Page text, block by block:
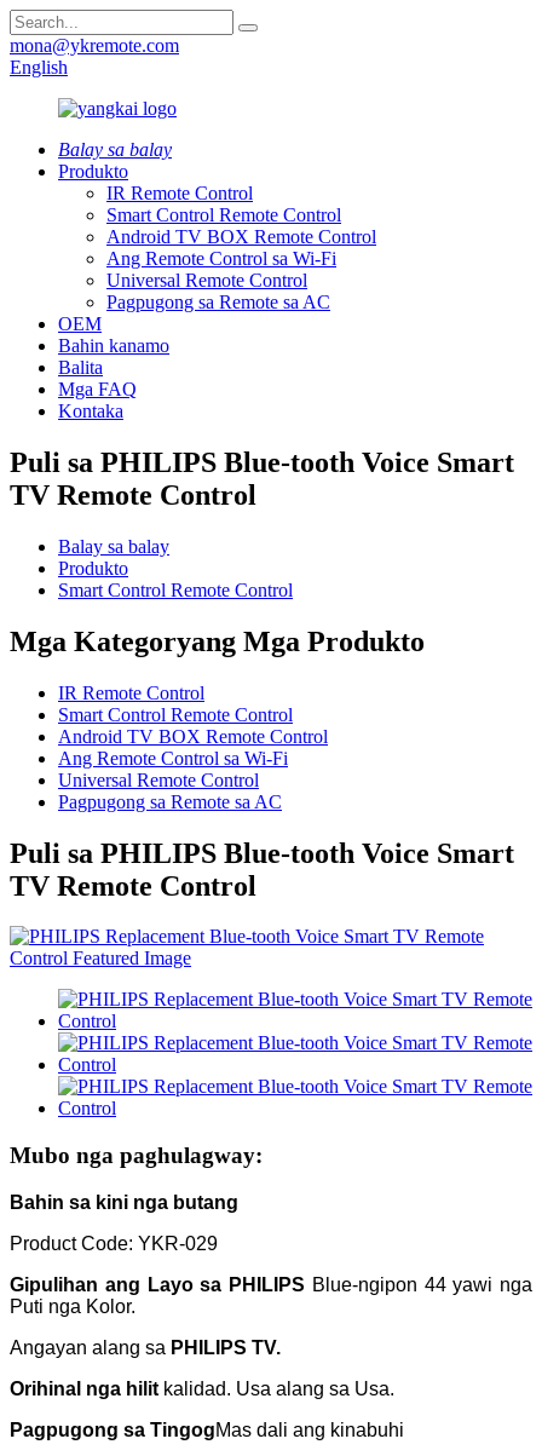
mona@ykremote.com
English
Balay sa balay
Produkto
IR Remote Control
Smart Control Remote Control
Android TV BOX Remote Control
Ang Remote Control sa Wi-Fi
Universal Remote Control
Pagpugong sa Remote sa AC
OEM
Bahin kanamo
Balita
Mga FAQ
Kontaka
Puli sa PHILIPS Blue-tooth Voice Smart
TV Remote Control
Balay sa balay
Produkto
Smart Control Remote Control
Mga Kategoryang Mga Produkto
IR Remote Control
Smart Control Remote Control
Android TV BOX Remote Control
Ang Remote Control sa Wi-Fi
Universal Remote Control
Pagpugong sa Remote sa AC
Puli sa PHILIPS Blue-tooth Voice Smart
TV Remote Control
Mubo nga paghulagway:
Bahin sa kini nga butang
Product Code: YKR-029
Gipulihan ang Layo sa PHILIPS Blue-ngipon 44 yawi nga
Puti nga Kolor.
Angayan alang sa PHILIPS TV.
Orihinal nga hilit kalidad. Usa alang sa Usa.
Pagpugong sa TingogMas dali ang kinabuhi